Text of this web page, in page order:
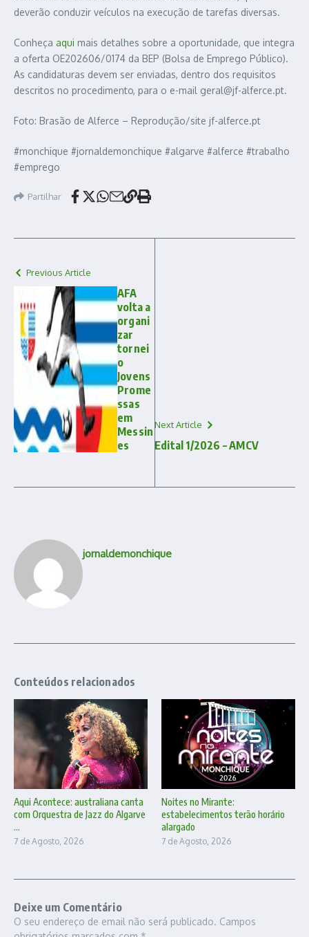
deverão conduzir veículos na execução de tarefas diversas.
Conheça aqui mais detalhes sobre a oportunidade, que integra
a oferta OE202606/0174 da BEP (Bolsa de Emprego Público).
As candidaturas devem ser enviadas, dentro dos requisitos
descritos no procedimento, para o e-mail geral@jf-alferce.pt.
Foto: Brasão de Alferce – Reprodução/site jf-alferce.pt
#monchique #jornaldemonchique #algarve #alferce #trabalho
#emprego
Partilhar
Previous Article
AFA
volta a
organi
zar
tornei
o
Jovens
Prome
ssas
em
Messin
es
Next Article
Edital 1/2026 – AMCV
jornaldemonchique
Conteúdos relacionados
Aqui Acontece: australiana canta
com Orquestra de Jazz do Algarve
...
7 de Agosto, 2026
Noites no Mirante:
estabelecimentos terão horário
alargado
7 de Agosto, 2026
Deixe um Comentário
O seu endereço de email não será publicado. Campos